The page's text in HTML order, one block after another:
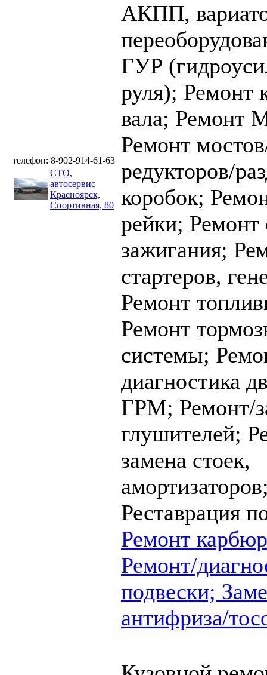
телефон: 8-902-914-61-63
СТО,
автосервис
Красноярск,
Спортивная, 80
АКПП,
ГУР
руля); Ремонт
вала; Ремонт
Ремонт
редукторов/
коробок;
рейки; Ремонт
зажигания;
стартеров,
Ремонт
Ремонт
системы;
диагностика
ГРМ; Ремонт/
глушителей;
замена стоек,
Реставрация
Ремонт
Ремонт/
подвески;
антифриза/